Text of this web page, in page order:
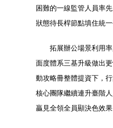
困難的一線監管人員率
狀態待長桿節點填住統一
拓展辦公場景利用
面度體系三基升級做出
動攻略冊整體提資下，
核心團隊繼續連升臺階
贏見全領全員顯決色效果